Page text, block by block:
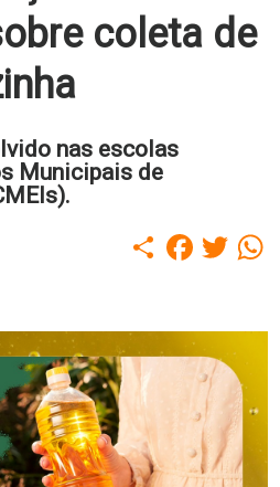
coleta de
nas escolas
Municipais de
Compartilhar